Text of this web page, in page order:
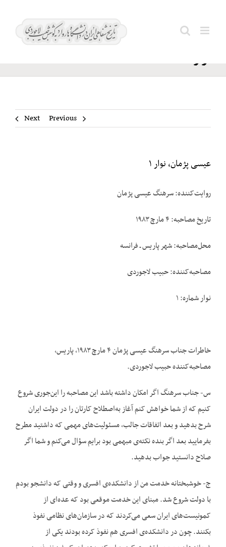
پژمان،
نوار ۱
Previous
Next
عیسی پژمان، نوار ۱
روایت‌کننده: سرهنگ عیسی پژمان
تاریخ مصاحبه: ۴ مارچ ۱۹۸۳
محل‌مصاحبه: شهر پاریس ـ فرانسه
مصاحبه‌کننده: حبیب لاجوردی
نوار شماره: ۱
خاطرات جناب سرهنگ عیسی پژمان ۴ مارچ ۱۹۸۳، پاریس،
مصاحبه‌کننده حبیب لاجوردی.
س- جناب سرهنگ اگر امکان داشته باشد این مصاحبه را این‌جوری شروع
کنیم که از شما خواهش کنم آغاز به‌اصطلاح کارتان را در دولت ایران
شرح بدهید و بعد اتفاقات جالب، مسئولیت‌های مهمی که داشتید مطرح
بفرمایید بعد اگر بنده نکته‌ی مبهمی بود برایم سؤال می‌کنم و شما اگر
صلاح دانستید جواب بدهید.
ج- خوشبختانه خدمت من از دانشکده‌ی افسری و وقتی که دانشجو بودم
با دولت شروع شد. مبنای این خدمت موقعی بود که عده‌ای از
کمونیست‌های ایران سعی می‌کردند که در سازمان‌های نظامی نفوذ
بکنند. چون در دانشکده‌ی افسری هم نفوذ کرده بودند یکی از